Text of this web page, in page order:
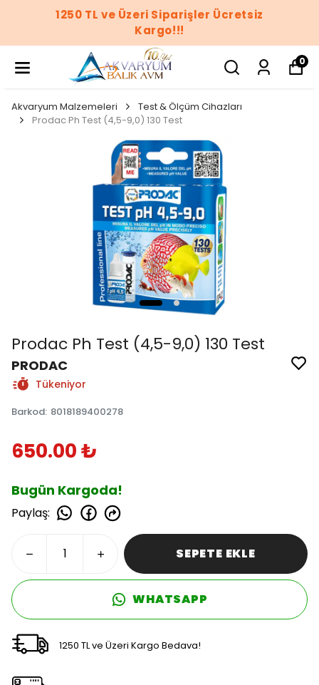
1250 TL ve Üzeri Siparişler Ücretsiz
Kargo!!!
0
Akvaryum Malzemeleri
Test & Ölçüm Cihazları
Prodac Ph Test (4,5-9,0) 130 Test
Prodac Ph Test (4,5-9,0) 130 Test
PRODAC
Tükeniyor
Barkod: 8018189400278
650.00 ₺
Bugün Kargoda!
Paylaş:
SEPETE EKLE
WHATSAPP
1250 TL ve Üzeri Kargo Bedava!